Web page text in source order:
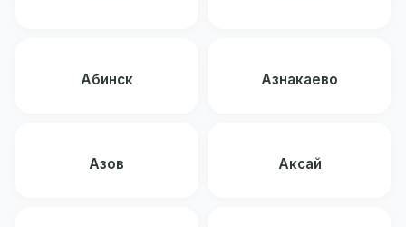
Абинск Азнакаево
Азов Аксай